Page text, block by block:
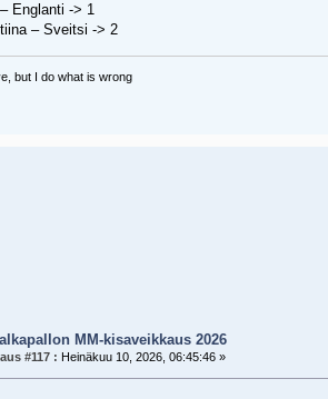
Englanti -> 1
– Sveitsi -> 2
but I do what is wrong
MM-kisaveikkaus 2026
#117 : Heinäkuu 10, 2026, 06:45:46 »